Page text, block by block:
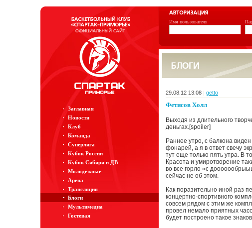
Имя пользователя
Заглавная
Новости
Клуб
Команда
Суперлига
Кубок России
Кубок Сибири и ДВ
Молодежные
Арена
Трансляция
Блоги
Мультимедиа
Гостевая
29.08.12 13:08 | getto
Фетисов Холл
Выходя из длительного
деньгах.[spoiler]
Раннее утро, с балкона
фонарей, а я в ответ свечу
тут еще только пять утра. В
Красота и умиротворение
во все горло «с
сейчас не об этом.
Как поразительно иной раз
концертно-спортивного
совсем рядом с этим же
провел немало приятных
будет построено такое